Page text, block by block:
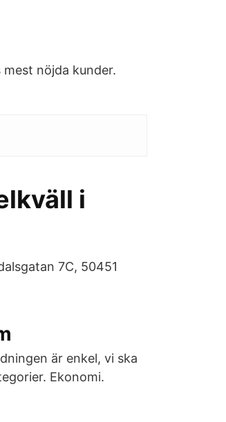
nöjda kunder.
i
7C, 50451
är enkel, vi ska
Ekonomi.